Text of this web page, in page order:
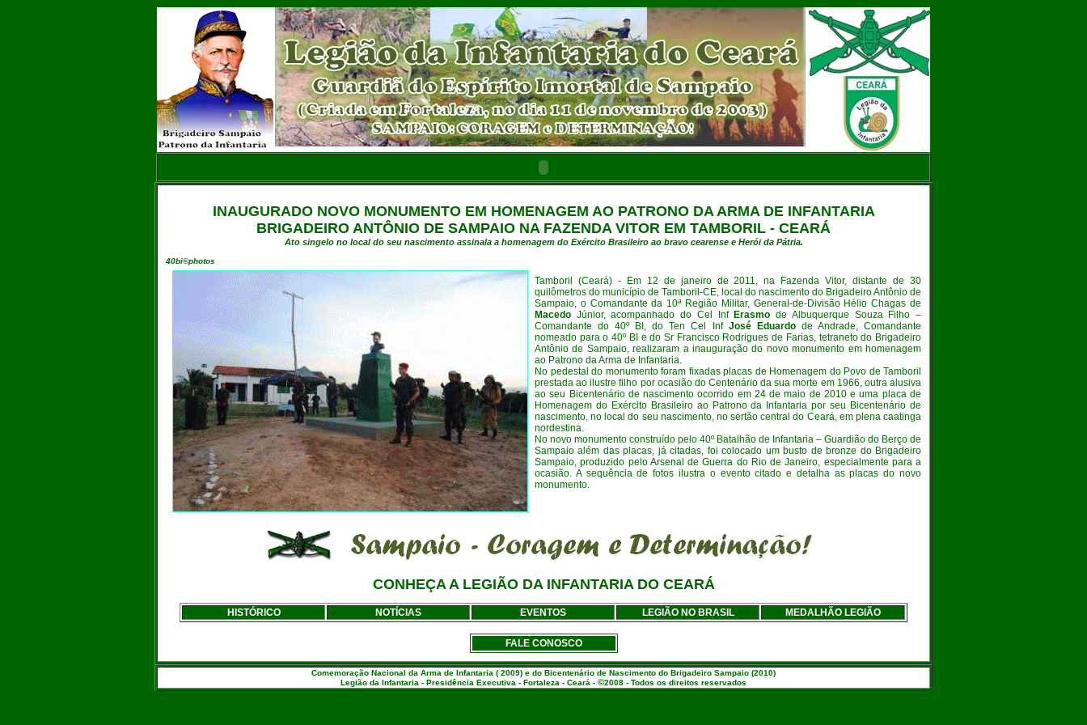
INAUGURADO NOVO MONUMENTO EM HOMENAGEM AO PATRONO DA ARMA DE INFANTARIA
BRIGADEIRO ANTÔNIO DE SAMPAIO NA FAZENDA VITOR EM TAMBORIL - CEARÁ
Ato singelo no local do seu nascimento assinala a homenagem do Exército Brasileiro ao bravo cearense e Herói da Pátria.
40bi©photos
Tamboril (Ceará) - Em 12 de janeiro de 2011, na Fazenda Vitor, distante de 30
quilômetros do município de Tamboril-CE, local do nascimento do Brigadeiro Antônio de
Sampaio, o Comandante da 10ª Região Militar, General-de-Divisão Hélio Chagas de
Macedo Júnior, acompanhado do Cel Inf Erasmode Albuquerque Souza Filho –
Comandante do 40º BI, do Ten Cel Inf José Eduardode Andrade, Comandante
nomeado para o 40º BI e do Sr Francisco Rodrigues de Farias, tetraneto do Brigadeiro
Antônio de Sampaio, realizaram a inauguração do novo monumento em homenagem
ao Patrono da Arma de Infantaria.
No pedestal do monumento foram fixadas placas de Homenagem do Povo de Tamboril
prestada ao ilustre filho por ocasião do Centenário da sua morte em 1966, outra alusiva
ao seu Bicentenário de nascimento ocorrido em 24 de maio de 2010 e uma placa de
Homenagem do Exército Brasileiro ao Patrono da Infantaria por seu Bicentenário de
nascimento, no local do seu nascimento, no sertão central do Ceará, em plena caatinga
nordestina.
No novo monumento construído pelo 40º Batalhão de Infantaria – Guardião do Berço de
Sampaio além das placas, já citadas, foi colocado um busto de bronze do Brigadeiro
Sampaio, produzido pelo Arsenal de Guerra do Rio de Janeiro, especialmente para a
ocasião. A sequência de fotos ilustra o evento citado e detalha as placas do novo
monumento.
CONHEÇA A LEGIÃO DA INFANTARIA DO CEARÁ
HISTÓRICO NOTÍCIAS EVENTOS LEGIÃO NO BRASIL MEDALHÃO LEGIÃO
FALE CONOSCO
Comemoração Nacional da Arma de Infantaria ( 2009) e do Bicentenário de Nascimento do Brigadeiro Sampaio (2010)
Legião da Infantaria - Presidência Executiva - Fortaleza - Ceará - ©2008 - Todos os direitos reservados